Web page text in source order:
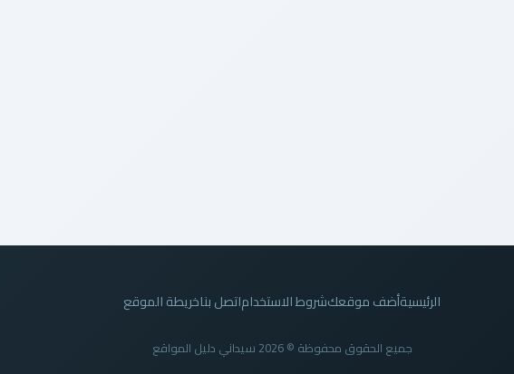
الرئيسيةأضف موقعكشروط الاستخداماتصل بناخريطة الموقع
جميع الحقوق محفوظة © 2026 سيداني دليل المواقع